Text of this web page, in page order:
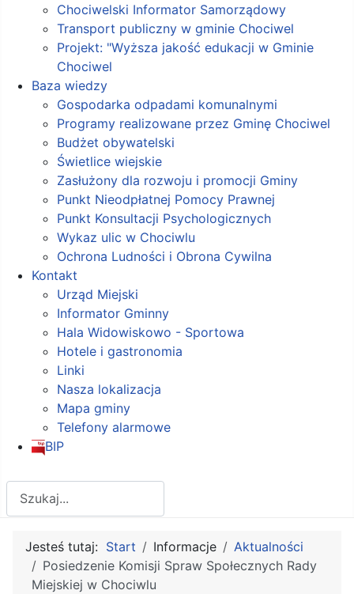
Chociwelski Informator Samorządowy
Transport publiczny w gminie Chociwel
Projekt: "Wyższa jakość edukacji w Gminie
Chociwel
Baza wiedzy
Gospodarka odpadami komunalnymi
Programy realizowane przez Gminę Chociwel
Budżet obywatelski
Świetlice wiejskie
Zasłużony dla rozwoju i promocji Gminy
Punkt Nieodpłatnej Pomocy Prawnej
Punkt Konsultacji Psychologicznych
Wykaz ulic w Chociwlu
Ochrona Ludności i Obrona Cywilna
Kontakt
Urząd Miejski
Informator Gminny
Hala Widowiskowo - Sportowa
Hotele i gastronomia
Linki
Nasza lokalizacja
Mapa gminy
Telefony alarmowe
BIP
Jesteś tutaj: Start Informacje
Aktualności
Posiedzenie Komisji Spraw Społecznych Rady
Miejskiej w Chociwlu